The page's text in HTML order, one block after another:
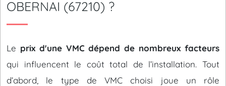
OBERNAI (67210) ?
Le prix d'une VMC dépend de nombreux facteurs
qui influencent le coût total de l’installation. Tout
d’abord, le type de VMC choisi joue un rôle